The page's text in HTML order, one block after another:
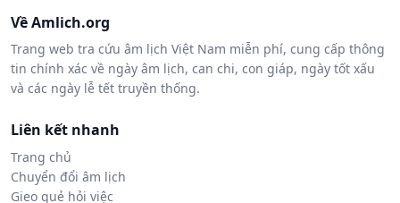
Về Amlich.org
Trang web tra cứu âm lịch Việt Nam miễn phí, cung cấp thông
tin chính xác về ngày âm lịch, can chi, con giáp, ngày tốt xấu
và các ngày lễ tết truyền thống.
Liên kết nhanh
Trang chủ
Chuyển đổi âm lịch
Gieo quẻ hỏi việc